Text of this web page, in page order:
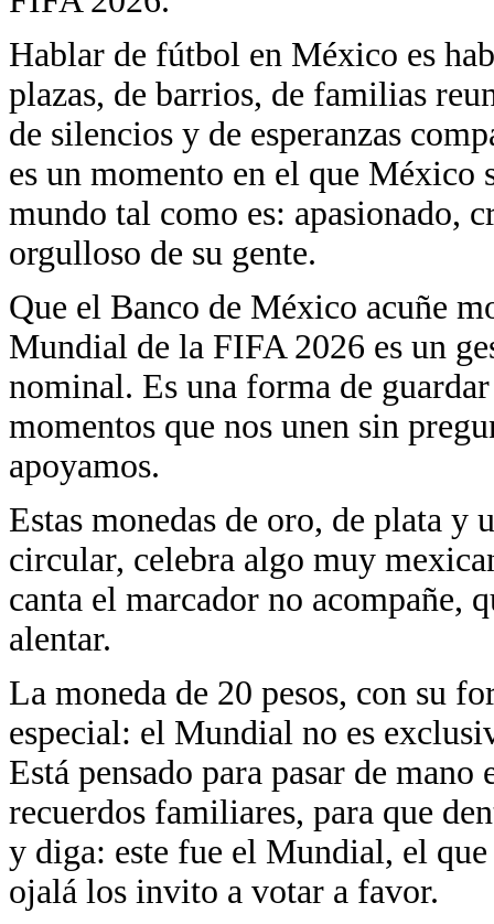
Hablar de fútbol en México es
plazas, de barrios, de familias
de silencios y de esperanzas
es un momento en el que México
mundo tal como es: apasionado,
orgulloso de su gente.
Que el Banco de México acuñe
Mundial de la FIFA 2026 es un
nominal. Es una forma de
momentos que nos unen sin
apoyamos.
Estas monedas de oro, de plata y
circular, celebra algo muy
canta el marcador no acompañe,
alentar.
La moneda de 20 pesos, con su
especial: el Mundial no es
Está pensado para pasar de
recuerdos familiares, para que
y diga: este fue el Mundial, el
ojalá los invito a votar a favor.